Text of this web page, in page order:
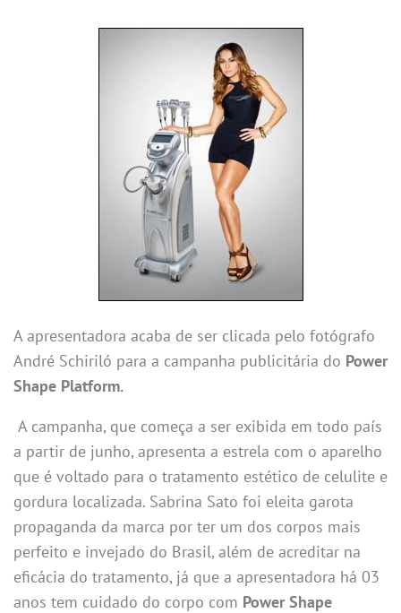
A apresentadora acaba de ser clicada pelo fotógrafo
André Schiriló para a campanha publicitária do Power
Shape Platform.
A campanha, que começa a ser exibida em todo país
a partir de junho, apresenta a estrela com o aparelho
que é voltado para o tratamento estético de celulite e
gordura localizada. Sabrina Sato foi eleita garota
propaganda da marca por ter um dos corpos mais
perfeito e invejado do Brasil, além de acreditar na
eficácia do tratamento, já que a apresentadora há 03
anos tem cuidado do corpo com Power Shape